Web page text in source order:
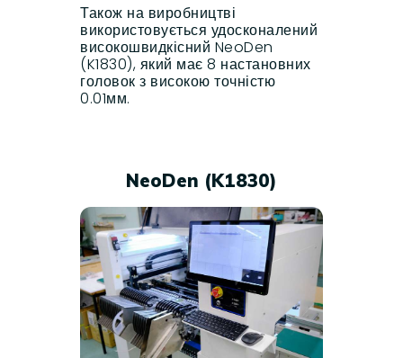
Також на виробництві
використовується удосконалений
високошвидкісний NeoDen
(K1830), який має 8 настановних
головок з високою точністю
0.01мм.
NeoDen (K1830)